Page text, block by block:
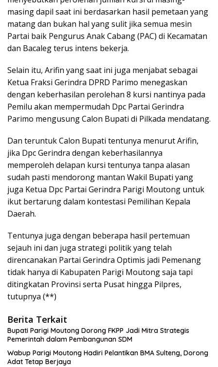
masing dapil saat ini berdasarkan hasil pemetaan yang
matang dan bukan hal yang sulit jika semua mesin
Partai baik Pengurus Anak Cabang (PAC) di Kecamatan
dan Bacaleg terus intens bekerja.
Selain itu, Arifin yang saat ini juga menjabat sebagai
Ketua Fraksi Gerindra DPRD Parimo menegaskan
dengan keberhasilan perolehan 8 kursi nantinya pada
Pemilu akan mempermudah Dpc Partai Gerindra
Parimo mengusung Calon Bupati di Pilkada mendatang.
Dan teruntuk Calon Bupati tentunya menurut Arifin,
jika Dpc Gerindra dengan keberhasilannya
memperoleh delapan kursi tentunya tanpa alasan
sudah pasti mendorong mantan Wakil Bupati yang
juga Ketua Dpc Partai Gerindra Parigi Moutong untuk
ikut bertarung dalam kontestasi Pemilihan Kepala
Daerah.
Tentunya juga dengan beberapa hasil pertemuan
sejauh ini dan juga strategi politik yang telah
direncanakan Partai Gerindra Optimis jadi Pemenang
tidak hanya di Kabupaten Parigi Moutong saja tapi
ditingkatan Provinsi serta Pusat hingga Pilpres,
tutupnya (**)
Berita Terkait
Bupati Parigi Moutong Dorong FKPP Jadi Mitra Strategis
Pemerintah dalam Pembangunan SDM
Wabup Parigi Moutong Hadiri Pelantikan BMA Sulteng, Dorong
Adat Tetap Berjaya